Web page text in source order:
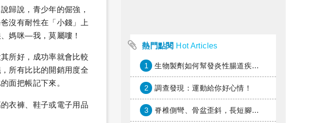
歸說，青少年的倔強，
沒有耐性在「小錢」上
媽咪—我，莫屬嘍！
所好，成功率就會比較
所有比比的開銷用度全
面把帳記下來。
衣褲、鞋子或電子用品
熱門點閱 Hot Articles
1 生物製劑如何幫發炎性腸道疾病患者抗潰瘍？治療進展與健保給付困境一次看
2 調查發現：運動給你好心情！
3 脊椎側彎、骨盆歪斜，長短腳惹的禍？